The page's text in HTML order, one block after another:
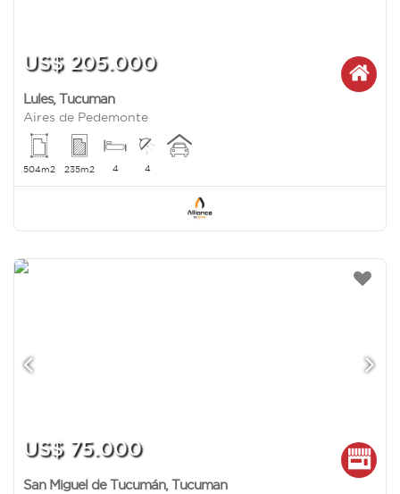
US$ 205.000
Lules, Tucuman
Aires de Pedemonte
504m2 235m2 4 4
US$ 75.000
San Miguel de Tucumán, Tucuman